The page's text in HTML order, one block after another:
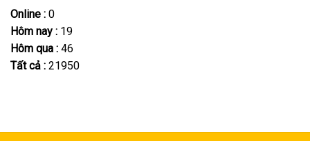
Online : 0
Hôm nay : 19
Hôm qua : 46
Tất cả : 21950